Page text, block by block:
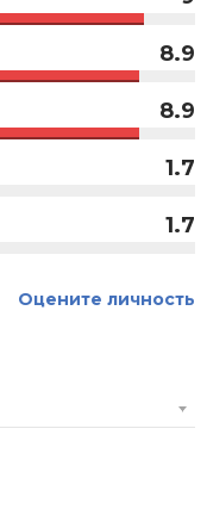
8.9
8.9
1.7
1.7
Оцените личность